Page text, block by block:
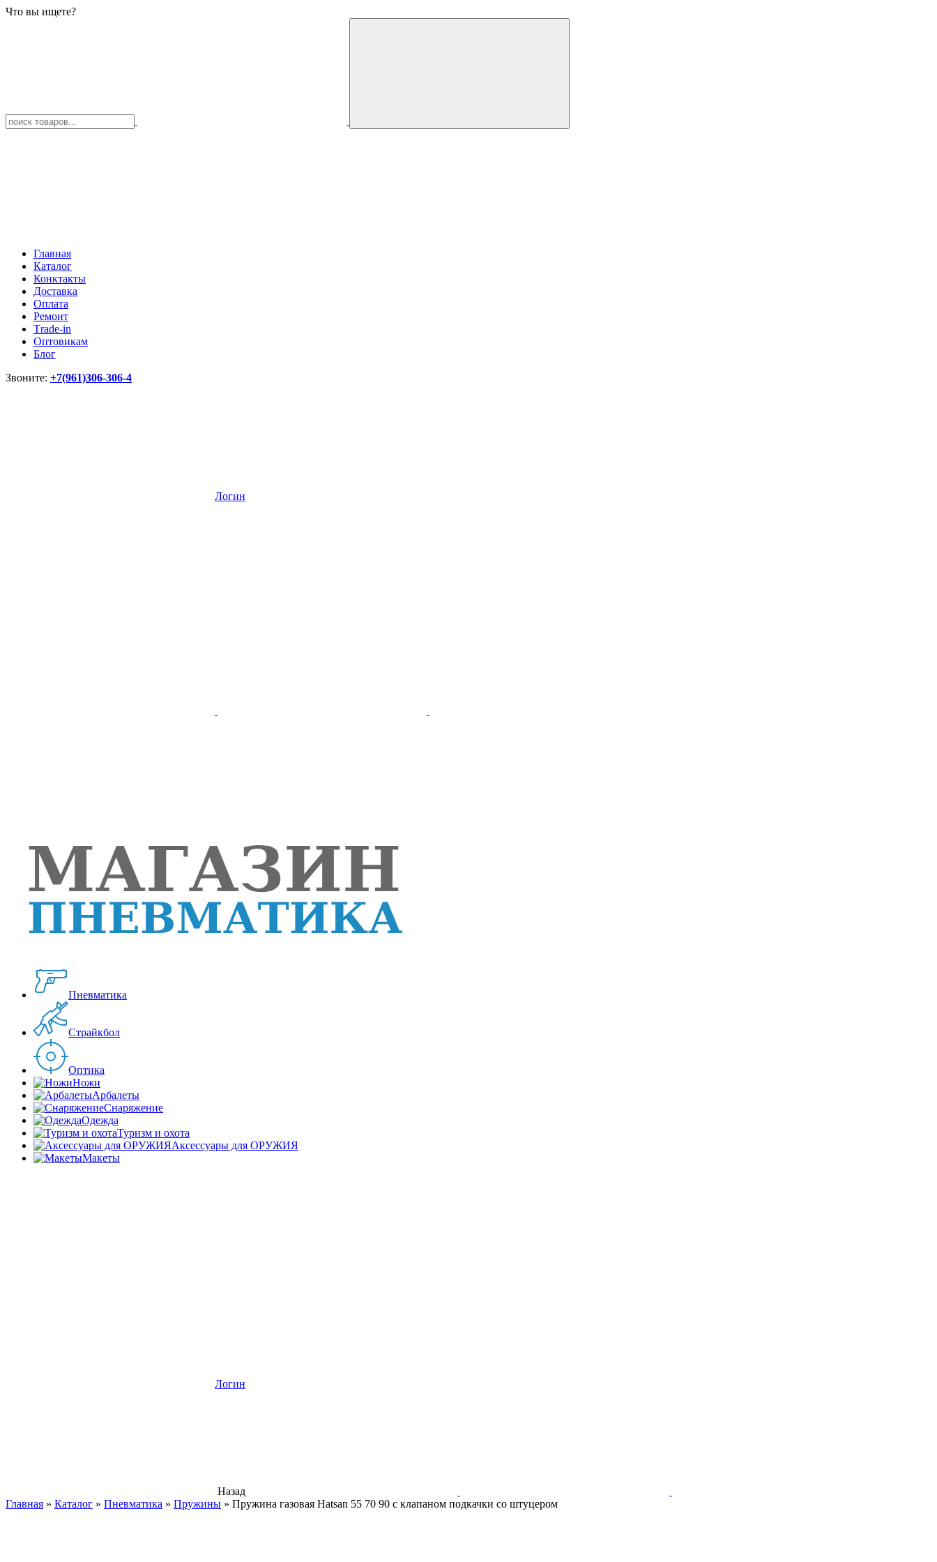
Что вы ищете?
Главная
Каталог
Конктакты
Доставка
Оплата
Ремонт
Тrade-in
Оптовикам
Блог
Звоните: +7(961)306-306-4
Логин
Пневматика
Страйкбол
Оптика
Ножи
Арбалеты
Снаряжение
Одежда
Туризм и охота
Аксессуары для ОРУЖИЯ
Макеты
Логин
Назад
Главная » Каталог » Пневматика » Пружины » Пружина газовая Hatsan 55 70 90 с клапаном подкачки со штуцером